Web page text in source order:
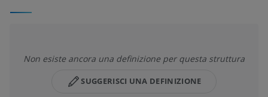
Non esiste ancora una definizione per questa struttura
SUGGERISCI UNA DEFINIZIONE